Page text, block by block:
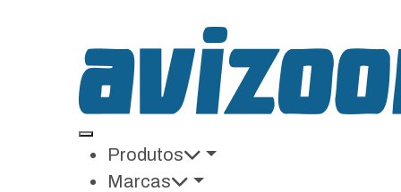
Produtos
Marcas